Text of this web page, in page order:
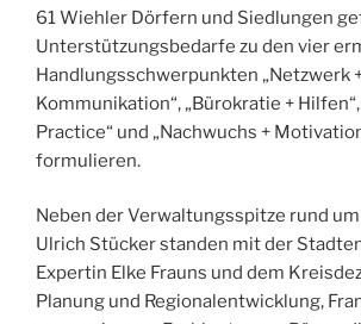
61 Wiehler Dörfern und Siedlungen
Unterstützungsbedarfe zu den vier
Handlungsschwerpunkten „Netzwerk
Kommunikation“, „Bürokratie +
Practice“ und „Nachwuchs +
formulieren.
Neben der Verwaltungsspitze rund
Ulrich Stücker standen mit der
Expertin Elke Frauns und dem
Planung und Regionalentwicklung,